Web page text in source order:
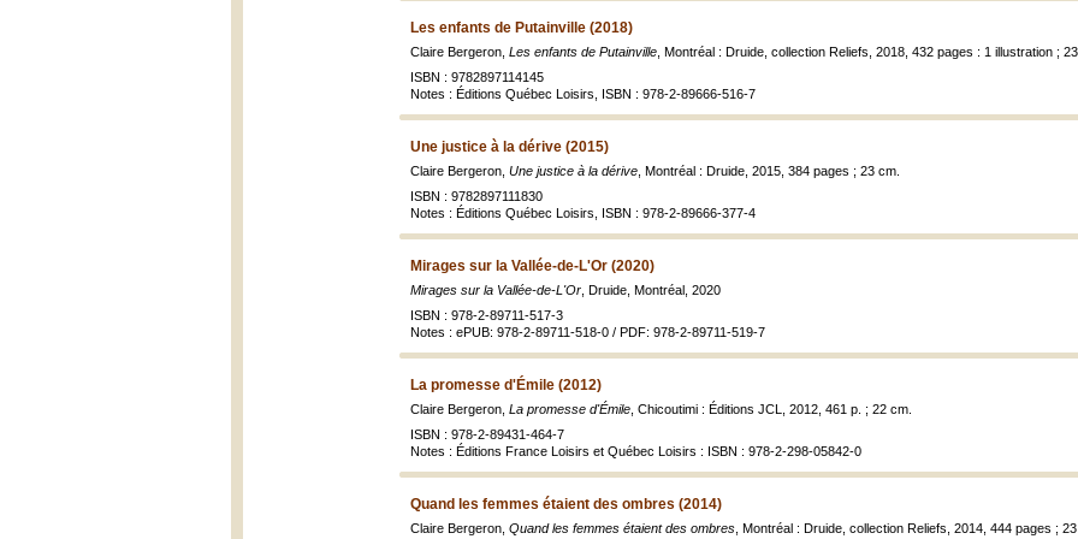
Les enfants de Putainville (2018)
Claire Bergeron, Les enfants de Putainville , Montréal : Druide, collection Reliefs, 2018, 432 pages : 1 illustration ; 23
ISBN : 9782897114145
Notes : Éditions Québec Loisirs, ISBN : 978-2-89666-516-7
Une justice à la dérive (2015)
Claire Bergeron, Une justice à la dérive , Montréal : Druide, 2015, 384 pages ; 23 cm.
ISBN : 9782897111830
Notes : Éditions Québec Loisirs, ISBN : 978-2-89666-377-4
Mirages sur la Vallée-de-L'Or (2020)
Mirages sur la Vallée-de-L'Or , Druide, Montréal, 2020
ISBN : 978-2-89711-517-3
Notes : ePUB: 978-2-89711-518-0 / PDF: 978-2-89711-519-7
La promesse d'Émile (2012)
Claire Bergeron, La promesse d'Émile , Chicoutimi : Éditions JCL, 2012, 461 p. ; 22 cm.
ISBN : 978-2-89431-464-7
Notes : Éditions France Loisirs et Québec Loisirs : ISBN : 978-2-298-05842-0
Quand les femmes étaient des ombres (2014)
Claire Bergeron, Quand les femmes étaient des ombres , Montréal : Druide, collection Reliefs, 2014, 444 pages ; 23